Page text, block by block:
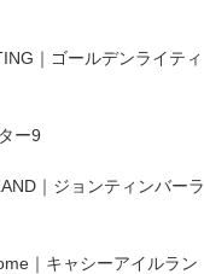
｜ゴールデンライティ
ー9
｜ジョンティンバーラ
｜キャシーアイルラン